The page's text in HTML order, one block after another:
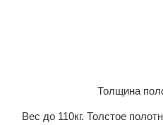
Толщина
Вес до 110кг. Толстое